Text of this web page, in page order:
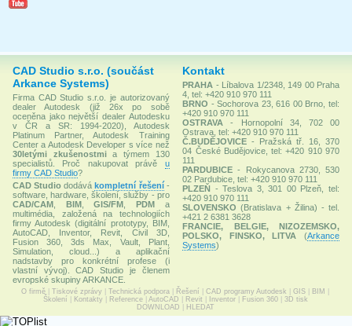
CAD Studio s.r.o. (součást
Arkance Systems)
Firma CAD Studio s.r.o. je autorizovaný
dealer Autodesk (již 26x po sobě
oceněna jako největší dealer Autodesku
v ČR a SR: 1994-2020), Autodesk
Platinum Partner, Autodesk Training
Center a Autodesk Developer s více než
30letými zkušenostmia týmem 130
specialistů. Proč nakupovat právě u
firmy CAD Studio?
CAD Studio dodávákompletní řešení-
software, hardware, školení, služby - pro
CAD/CAM
BIM,GIS/FM ,PDM a
multimédia, založená na technologiích
firmy Autodesk (digitální prototypy, BIM,
AutoCAD, Inventor, Revit, Civil 3D,
Fusion 360, 3ds Max, Vault, Plant,
Simulation, cloud...) a aplikační
nadstavby pro konkrétní profese (i
vlastní vývoj). CAD Studio je členem
evropské skupiny ARKANCE.
Kontakt
PRAHA - Líbalova 1/2348, 149 00 Praha
4, tel: +420 910 970 111
BRNO - Sochorova 23, 616 00 Brno, tel:
+420 910 970 111
OSTRAVA
- Hornopolní 34, 702 00
Ostrava, tel: +420 910 970 111
Č.BUDĚJOVICE - Pražská tř. 16, 370
04 České Budějovice, tel: +420 910 970
111
PARDUBICE - Rokycanova 2730, 530
02 Pardubice, tel: +420 910 970 111
PLZEŇ - Teslova 3, 301 00 Plzeň, tel:
+420 910 970 111
SLOVENSKO (Bratislava + Žilina) - tel.
+421 2 6381 3628
FRANCIE, BELGIE, NIZOZEMSKO,
POLSKO, FINSKO, LITVA
(Arkance
Systems)
O firmě Tiskové zprávy Technická podpora Řešení CAD programy Autodesk GIS BIM
Školení
Kontakty Reference| AutoCAD Revit Inventor| Fusion 360| 3D tisk
DOWNLOAD
HLEDAT